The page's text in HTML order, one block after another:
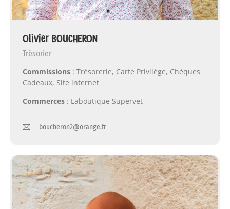
Olivier BOUCHERON
Trésorier
Commissions : Trésorerie, Carte Privilège, Chèques
Cadeaux, Site internet
Commerces : Laboutique Supervet
boucheron2@orange.fr